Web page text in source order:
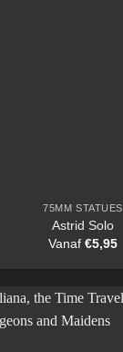
75MM STATUES
Astrid Solo
Vanaf€5,95